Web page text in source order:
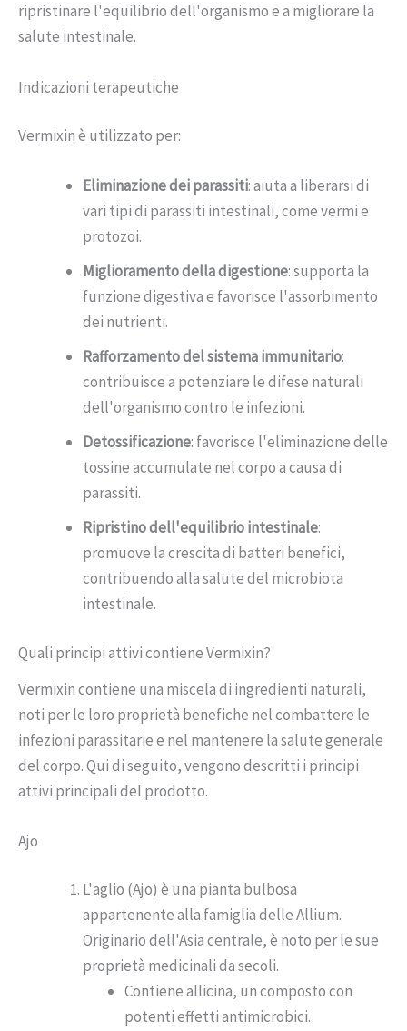
ripristinare l'equilibrio dell'organismo e a migliorare la
salute intestinale.
Indicazioni terapeutiche
Vermixin è utilizzato per:
Eliminazione dei parassiti: aiuta a liberarsi di
vari tipi di parassiti intestinali, come vermi e
protozoi.
Miglioramento della digestione: supporta la
funzione digestiva e favorisce l'assorbimento
dei nutrienti.
Rafforzamento del sistema immunitario:
contribuisce a potenziare le difese naturali
dell'organismo contro le infezioni.
Detossificazione: favorisce l'eliminazione delle
tossine accumulate nel corpo a causa di
parassiti.
Ripristino dell'equilibrio intestinale:
promuove la crescita di batteri benefici,
contribuendo alla salute del microbiota
intestinale.
Quali principi attivi contiene Vermixin?
Vermixin contiene una miscela di ingredienti naturali,
noti per le loro proprietà benefiche nel combattere le
infezioni parassitarie e nel mantenere la salute generale
del corpo. Qui di seguito, vengono descritti i principi
attivi principali del prodotto.
Ajo
L'aglio (Ajo) è una pianta bulbosa
appartenente alla famiglia delle Allium.
Originario dell'Asia centrale, è noto per le sue
proprietà medicinali da secoli.
Contiene allicina, un composto con
potenti effetti antimicrobici.